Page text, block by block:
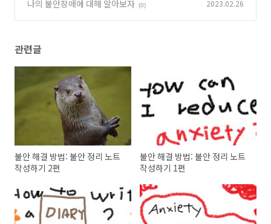
나의 불안장애에 대해 알아보자 (0) 2023.02.26
관련글
불안 해결 방법: 불안 정리 노트
작성하기 2편
불안 해결 방법: 불안 정리 노트
작성하기 1편